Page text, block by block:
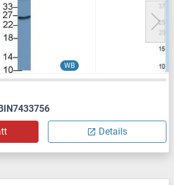
WB
Details